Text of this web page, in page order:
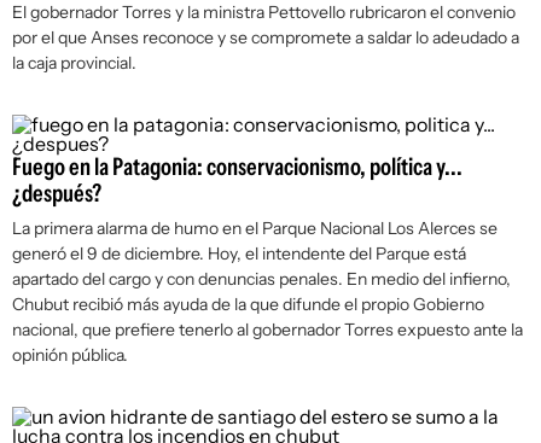
El gobernador Torres y la ministra Pettovello rubricaron el convenio
por el que Anses reconoce y se compromete a saldar lo adeudado a
la caja provincial.
Fuego en la Patagonia: conservacionismo, política y...
¿después?
La primera alarma de humo en el Parque Nacional Los Alerces se
generó el 9 de diciembre. Hoy, el intendente del Parque está
apartado del cargo y con denuncias penales. En medio del infierno,
Chubut recibió más ayuda de la que difunde el propio Gobierno
nacional, que prefiere tenerlo al gobernador Torres expuesto ante la
opinión pública.